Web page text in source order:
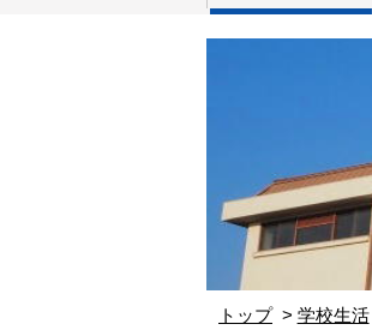
トップ 学校生活